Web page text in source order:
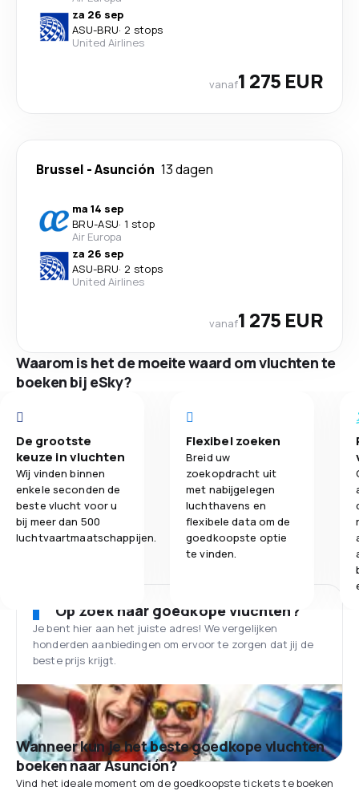
za 26 sep
ASU-BRU· 2 stops
United Airlines
vanaf1 275 EUR
Brussel -Asunción 13 dagen
ma 14 sep
BRU-ASU· 1 stop
Air Europa
za 26 sep
ASU-BRU· 2 stops
United Airlines
vanaf1 275 EUR
Waarom is het de moeite waard om vluchten te
boeken bij eSky?
De grootste
keuze in vluchten
Wij vinden binnen
enkele seconden de
beste vlucht voor u
bij meer dan 500
luchtvaartmaatschappijen.
Flexibel zoeken
Breid uw
zoekopdracht uit
met nabijgelegen
luchthavens en
flexibele data om de
goedkoopste optie
te vinden.
Op zoek naar goedkope vluchten?
Je bent hier aan het juiste adres! We vergelijken
honderden aanbiedingen om ervoor te zorgen dat jij de
beste prijs krijgt.
Wanneer kun je het beste goedkope vluchten
boeken naar Asunción?
Vind het ideale moment om de goedkoopste tickets te boeken